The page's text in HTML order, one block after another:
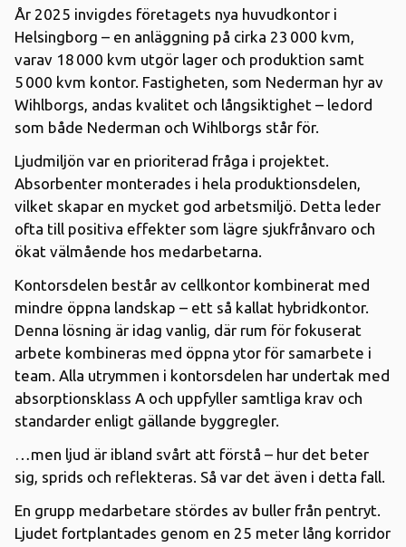
År 2025 invigdes företagets nya huvudkontor i
Helsingborg – en anläggning på cirka 23 000 kvm,
varav 18 000 kvm utgör lager och produktion samt
5 000 kvm kontor. Fastigheten, som Nederman hyr av
Wihlborgs, andas kvalitet och långsiktighet – ledord
som både Nederman och Wihlborgs står för.
Ljudmiljön var en prioriterad fråga i projektet.
Absorbenter monterades i hela produktionsdelen,
vilket skapar en mycket god arbetsmiljö. Detta leder
ofta till positiva effekter som lägre sjukfrånvaro och
ökat välmående hos medarbetarna.
Kontorsdelen består av cellkontor kombinerat med
mindre öppna landskap – ett så kallat hybridkontor.
Denna lösning är idag vanlig, där rum för fokuserat
arbete kombineras med öppna ytor för samarbete i
team. Alla utrymmen i kontorsdelen har undertak med
absorptionsklass A och uppfyller samtliga krav och
standarder enligt gällande byggregler.
…men ljud är ibland svårt att förstå – hur det beter
sig, sprids och reflekteras. Så var det även i detta fall.
En grupp medarbetare stördes av buller från pentryt.
Ljudet fortplantades genom en 25 meter lång korridor